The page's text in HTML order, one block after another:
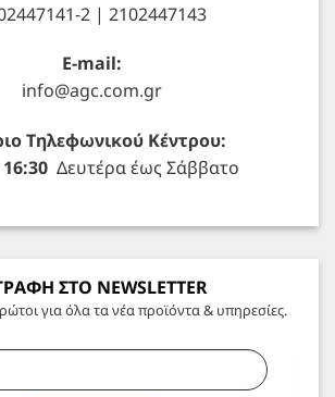
2 | 2102447143
E-mail:
info@agc.com.gr
Τηλεφωνικού Κέντρου:
Δευτέρα έως Σάββατο
ΣΤΟ NEWSLETTER
για όλα τα νέα προϊόντα & υπηρεσίες.